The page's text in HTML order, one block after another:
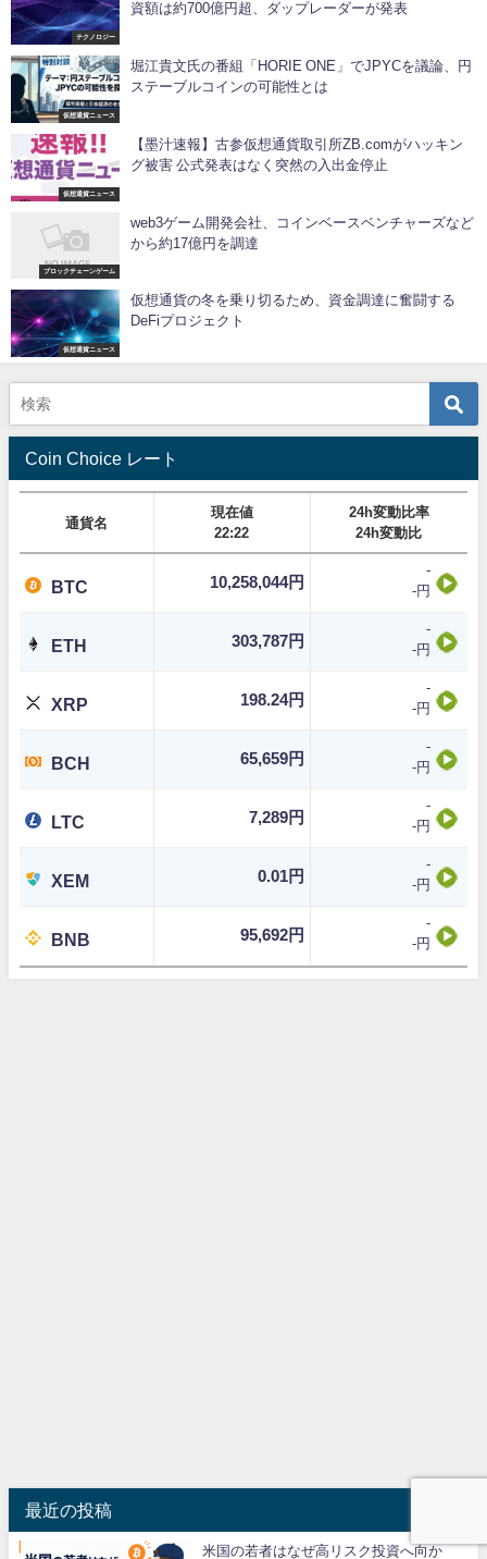
テクノロジー
資額は約700億円超、ダップレーダーが発表
仮想通貨ニュース
堀江貴文氏の番組「HORIE ONE」でJPYCを議論、円
ステーブルコインの可能性とは
仮想通貨ニュース
【墨汁速報】古参仮想通貨取引所ZB.comがハッキン
グ被害 公式発表はなく突然の入出金停止
ブロックチェーンゲーム
web3ゲーム開発会社、コインベースベンチャーズなど
から約17億円を調達
仮想通貨ニュース
仮想通貨の冬を乗り切るため、資金調達に奮闘する
DeFiプロジェクト
Coin Choice レート
通貨名
現在値
22:22
24h変動比率
24h変動比
BTC 10,258,044円
-
-円
ETH 303,787円
-
-円
XRP 198.24円
-
-円
BCH 65,659円
-
-円
LTC 7,289円
-
-円
XEM 0.01円
-
-円
BNB 95,692円
-
-円
最近の投稿
米国の若者はなぜ高リスク投資へ向か